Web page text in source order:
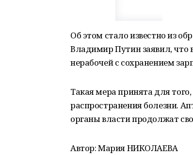
Об этом стало известно из
Владимир Путин заявил, что
нерабочей с сохранением
Такая мера принята для
распространения болезни.
органы власти продолжат
Автор: Мария НИКОЛАЕВА